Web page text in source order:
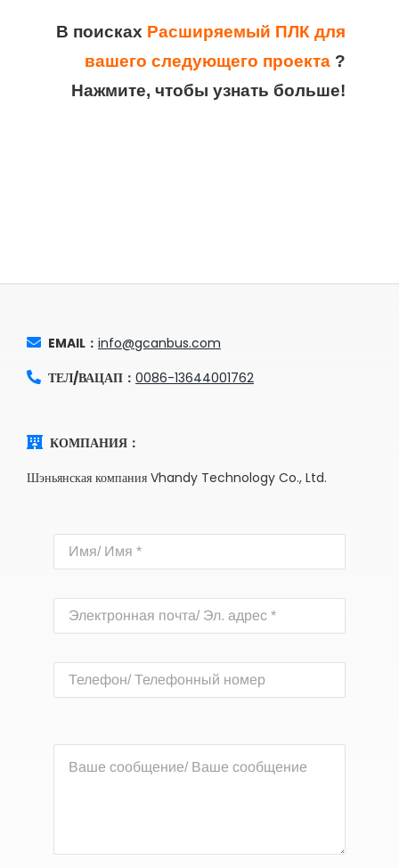
В поисках Расширяемый ПЛК для
вашего следующего проекта ?
Нажмите, чтобы узнать больше!
EMAIL： info@gcanbus.com
ТЕЛ/ВАЦАП： 0086-13644001762
КОМПАНИЯ：
Шэньянская компания Vhandy Technology Co., Ltd.